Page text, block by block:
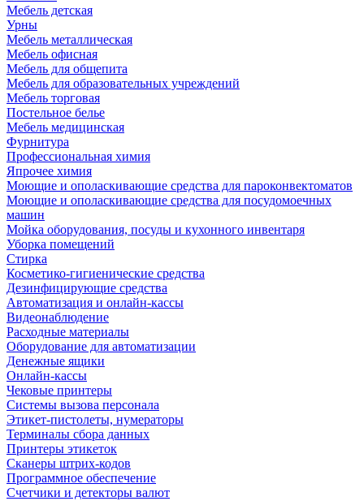
Мебель детская
Урны
Мебель металлическая
Мебель офисная
Мебель для общепита
Мебель для образовательных учреждений
Мебель торговая
Постельное белье
Мебель медицинская
Фурнитура
Профессиональная химия
Япрочее химия
Моющие и ополаскивающие средства для пароконвектоматов
Моющие и ополаскивающие средства для посудомоечных
машин
Мойка оборудования, посуды и кухонного инвентаря
Уборка помещений
Стирка
Косметико-гигиенические средства
Дезинфицирующие средства
Автоматизация и онлайн-кассы
Видеонаблюдение
Расходные материалы
Оборудование для автоматизации
Денежные ящики
Онлайн-кассы
Чековые принтеры
Системы вызова персонала
Этикет-пистолеты, нумераторы
Терминалы сбора данных
Принтеры этикеток
Сканеры штрих-кодов
Программное обеспечение
Счетчики и детекторы валют